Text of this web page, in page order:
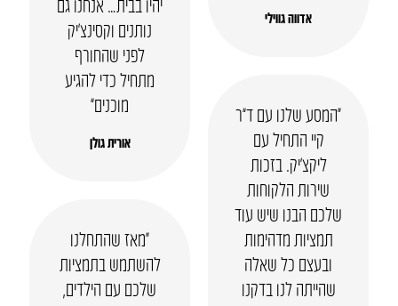
אדווה גווילי
נותנים וקסינצ’יק
לפני שהחורף
מתחיל כדי להגיע
מוכנים”
אורית גולן
“המסע שלנו עם ד”ר
קיי התחיל עם
ליקצ’יק. בזכות
שירות הלקוחות
שלכם הבנו שיש עוד
תמציות מדהימות
ובעצם כל שאלה
שהייתה לנו בדקנו
“מאז שהתחלנו
להשתמש בתמציות
שלכם עם הילדים,